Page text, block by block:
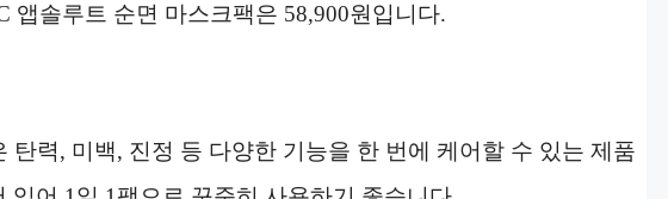
앱솔루트 순면 마스크팩은 58,900원입니다.
탄력, 미백, 진정 등 다양한 기능을 한 번에 케어할 수 있는 제품